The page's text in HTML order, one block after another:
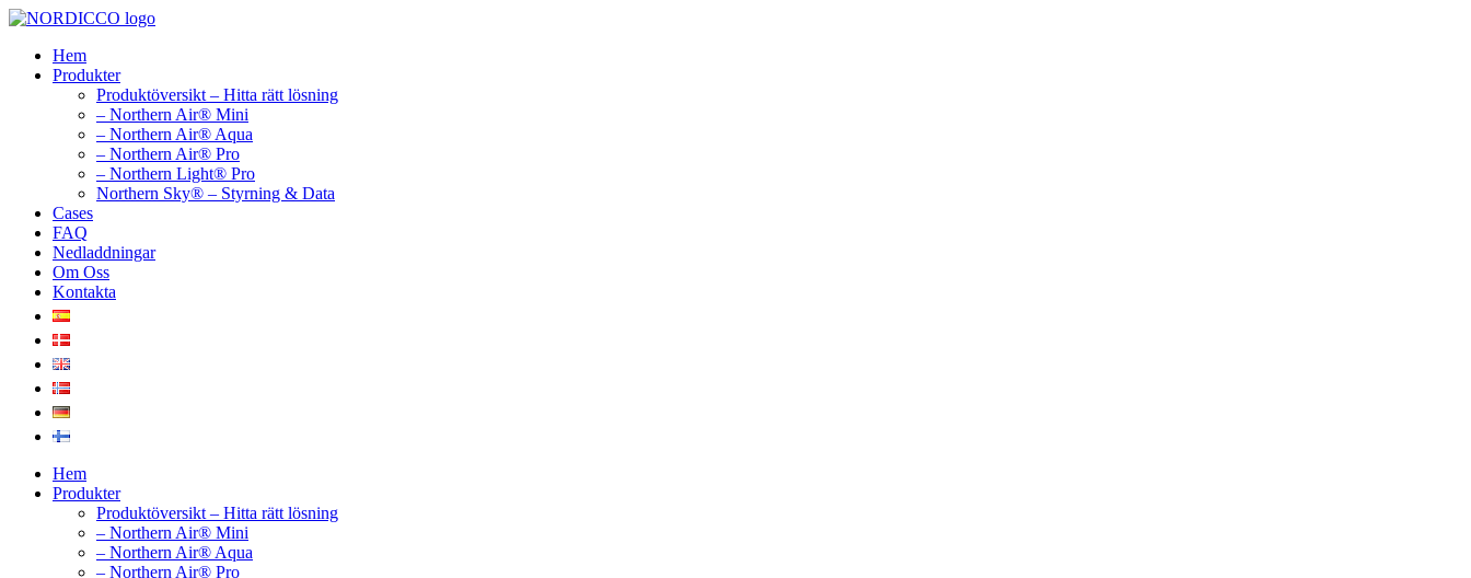
Hoppa
innehållHem
Produkter
Produktöversikt – Hitta rätt lösning
– Northern Air® Mini
– Northern Air® Aqua
– Northern Air® Pro
– Northern Light® Pro
Northern Sky® – Styrning & Data
Cases
FAQ
Nedladdningar
Om Oss
Kontakta
Hem
Produkter
Produktöversikt – Hitta rätt lösning
– Northern Air® Mini
– Northern Air® Aqua
– Northern Air® Pro